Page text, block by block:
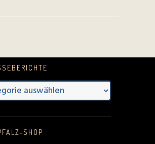
SHOP